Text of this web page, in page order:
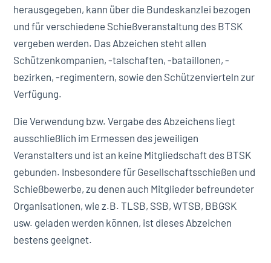
herausgegeben, kann über die Bundeskanzlei bezogen
und für verschiedene Schießveranstaltung des BTSK
vergeben werden. Das Abzeichen steht allen
Schützenkompanien, -talschaften, -bataillonen, -
bezirken, -regimentern, sowie den Schützenvierteln zur
Verfügung.
Die Verwendung bzw. Vergabe des Abzeichens liegt
ausschließlich im Ermessen des jeweiligen
Veranstalters und ist an keine Mitgliedschaft des BTSK
gebunden. Insbesondere für Gesellschaftsschießen und
Schießbewerbe, zu denen auch Mitglieder befreundeter
Organisationen, wie z.B. TLSB, SSB, WTSB, BBGSK
usw. geladen werden können, ist dieses Abzeichen
bestens geeignet.